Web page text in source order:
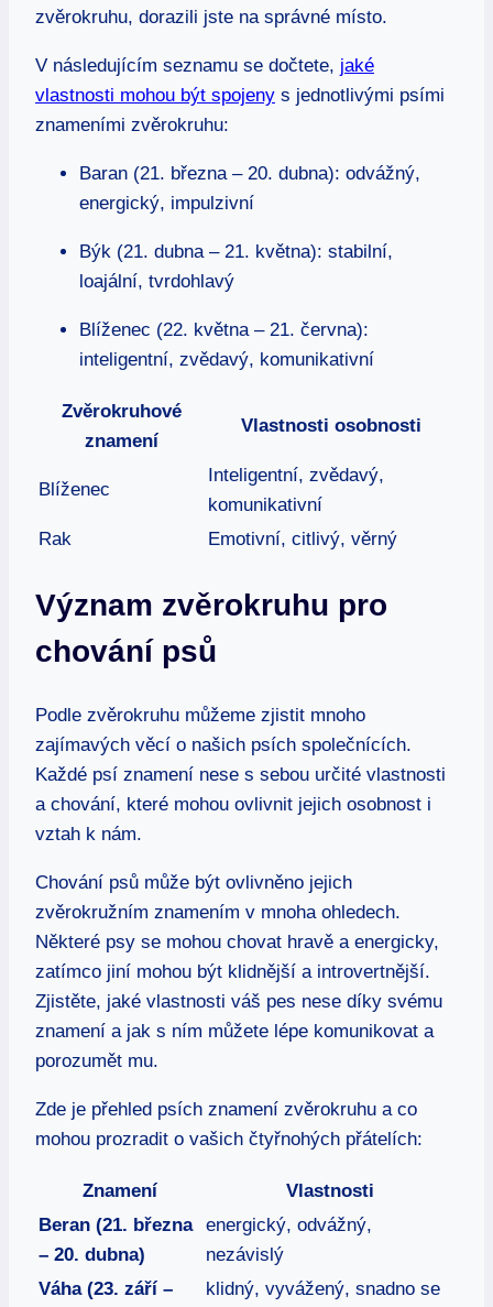
zvěrokruhu, dorazili jste na správné místo.
V následujícím seznamu se dočtete, jaké
vlastnosti mohou být spojeny s jednotlivými psími
znameními zvěrokruhu:
Baran (21. března – 20. dubna): odvážný,
energický, impulzivní
Býk (21. dubna – 21. května): stabilní,
loajální, tvrdohlavý
Blíženec (22. května – 21. června):
inteligentní, zvědavý, komunikativní
Zvěrokruhové
znamení
Vlastnosti osobnosti
Blíženec
Inteligentní, zvědavý,
komunikativní
Rak
Emotivní, citlivý, věrný
Význam zvěrokruhu pro
chování psů
Podle zvěrokruhu můžeme zjistit mnoho
zajímavých věcí o našich psích společnících.
Každé psí znamení nese s sebou určité vlastnosti
a chování, které mohou ovlivnit jejich osobnost i
vztah k nám.
Chování psů může být ovlivněno jejich
zvěrokružním znamením v mnoha ohledech.
Některé psy se mohou chovat hravě a energicky,
zatímco jiní mohou být klidnější a introvertnější.
Zjistěte, jaké vlastnosti váš pes nese díky svému
znamení a jak s ním můžete lépe komunikovat a
porozumět mu.
Zde je přehled psích znamení zvěrokruhu a co
mohou prozradit o vašich čtyřnohých přátelích:
Znamení
Vlastnosti
Beran (21. března
– 20. dubna)
energický, odvážný,
nezávislý
Váha (23. září –
klidný, vyvážený, snadno se